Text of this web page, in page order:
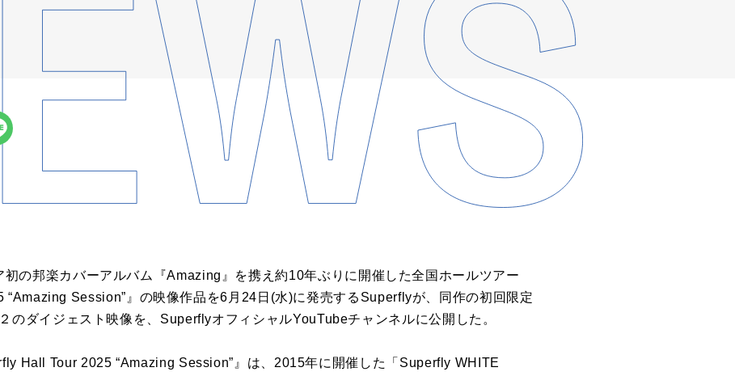
初の邦楽カバーアルバム『Amazing』を携え約10年ぶりに開催した全国ホールツアー
“Amazing Session”』の映像作品を6月24日(水)に発売するSuperflyが、同作の初回限定
のダイジェスト映像を、SuperflyオフィシャルYouTubeチャンネルに公開した。
Hall Tour 2025 “Amazing Session”』は、2015年に開催した「Superfly WHITE